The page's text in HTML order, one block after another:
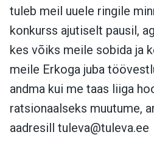
tuleb meil uuele ringile
konkurss ajutiselt pausil,
kes võiks meile sobida ja
meile Erkoga juba
andma kui me taas liiga
ratsionaalseks muutume,
aadresill tuleva@tuleva.ee